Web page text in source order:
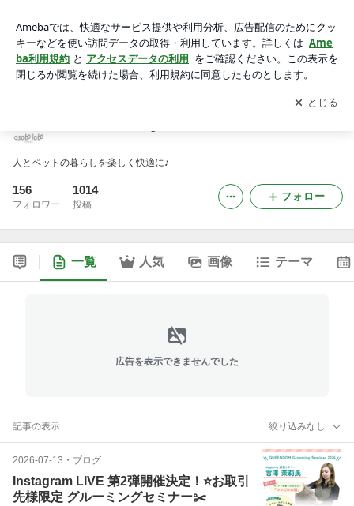
アプリをダウンロードして ブログの更新通知
を受け取りまし
ょう。
開く
人とペットの暮らしを楽しく快適に♪
156
フォロワー
1014
投稿
フォロー
一覧 人気 画像 テーマ
広告を表示できませんでした
記事の表示 絞り込みなし
2026-07-13 ・ ブログ
Instagram LIVE 第2弾開催決定！⭐️お取引
先様限定 グルーミングセミナー✂️